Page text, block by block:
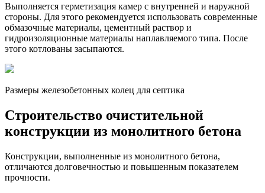
Выполняется герметизация камер с внутренней и наружной
стороны. Для этого рекомендуется использовать современные
обмазочные материалы, цементный раствор и
гидроизоляционные материалы наплавляемого типа. После
этого котлованы засыпаются.
Размеры железобетонных колец для септика
Строительство очистительной
конструкции из монолитного бетона
Конструкции, выполненные из монолитного бетона,
отличаются долговечностью и повышенным показателем
прочности.